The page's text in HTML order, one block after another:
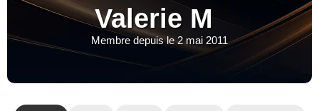
Valerie M
Membre depuis le 2 mai 2011